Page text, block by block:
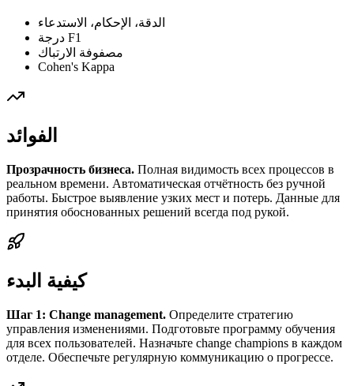
الدقة، الإحكام، الاستدعاء
درجة F1
مصفوفة الارتباك
Cohen's Kappa
الفوائد
Прозрачность бизнеса. Полная видимость всех процессов в
реальном времени. Автоматическая отчётность без ручной
работы. Быстрое выявление узких мест и потерь. Данные для
принятия обоснованных решений всегда под рукой.
كيفية البدء
Шаг 1: Change management. Определите стратегию
управления изменениями. Подготовьте программу обучения
для всех пользователей. Назначьте change champions в каждом
отделе. Обеспечьте регулярную коммуникацию о прогрессе.